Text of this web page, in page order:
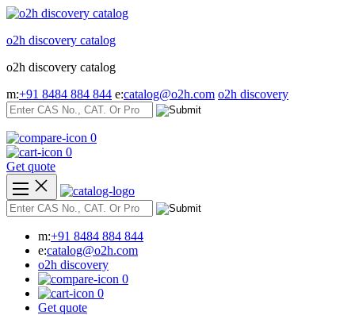
Skip
content
o2h discovery catalog
o2h discovery catalog
m:+91 8484 884 844 e:catalog@o2h.com o2h discovery
0
0
Get quote
m:+91 8484 884 844
e:catalog@o2h.com
o2h discovery
0
0
Get quote